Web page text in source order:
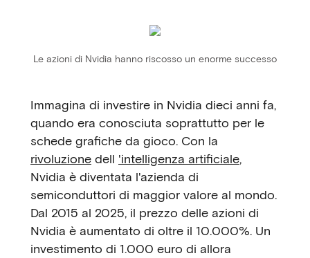
Le azioni di Nvidia hanno riscosso un enorme successo
Immagina di investire in Nvidia dieci anni fa,
quando era conosciuta soprattutto per le
schede grafiche da gioco. Con la
rivoluzione dell 'intelligenza artificiale,
Nvidia è diventata l'azienda di
semiconduttori di maggior valore al mondo.
Dal 2015 al 2025, il prezzo delle azioni di
Nvidia è aumentato di oltre il 10.000%. Un
investimento di 1.000 euro di allora